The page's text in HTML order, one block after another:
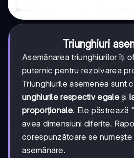
Triunghiuri
Asemănarea triunghiurilor îți
puternic pentru rezolvarea
Triunghiurile asemenea sunt
unghiurile respectiv egaleși
proporționale. Ele păstrează
avea dimensiuni diferite.
corespunzătoare se
asemănare.